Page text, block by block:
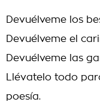
Devuélveme los
Devuélveme el
Devuélveme las
Llévatelo todo
poesía.